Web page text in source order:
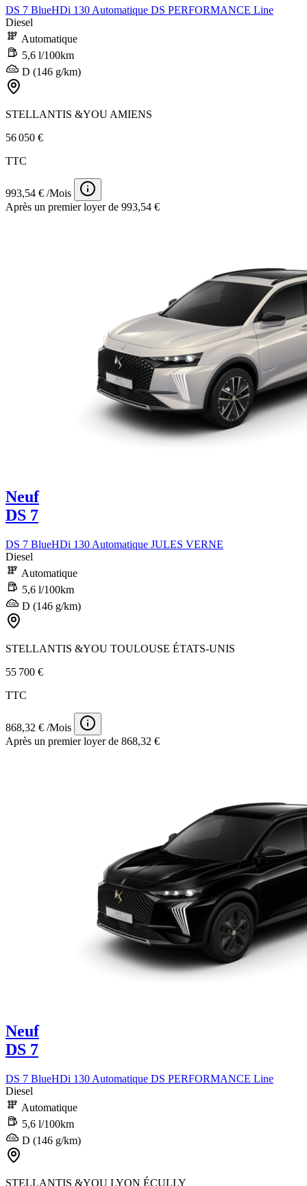
DS 7 BlueHDi 130 Automatique DS PERFORMANCE Line
Diesel
Automatique
5,6 l/100km
D (146 g/km)
STELLANTIS &YOU AMIENS
56 050 €
TTC
993,54 € /Mois
Après un premier loyer de 993,54 €
Neuf
DS 7
DS 7 BlueHDi 130 Automatique JULES VERNE
Diesel
Automatique
5,6 l/100km
D (146 g/km)
STELLANTIS &YOU TOULOUSE ÉTATS-UNIS
55 700 €
TTC
868,32 € /Mois
Après un premier loyer de 868,32 €
Neuf
DS 7
DS 7 BlueHDi 130 Automatique DS PERFORMANCE Line
Diesel
Automatique
5,6 l/100km
D (146 g/km)
STELLANTIS &YOU LYON ÉCULLY